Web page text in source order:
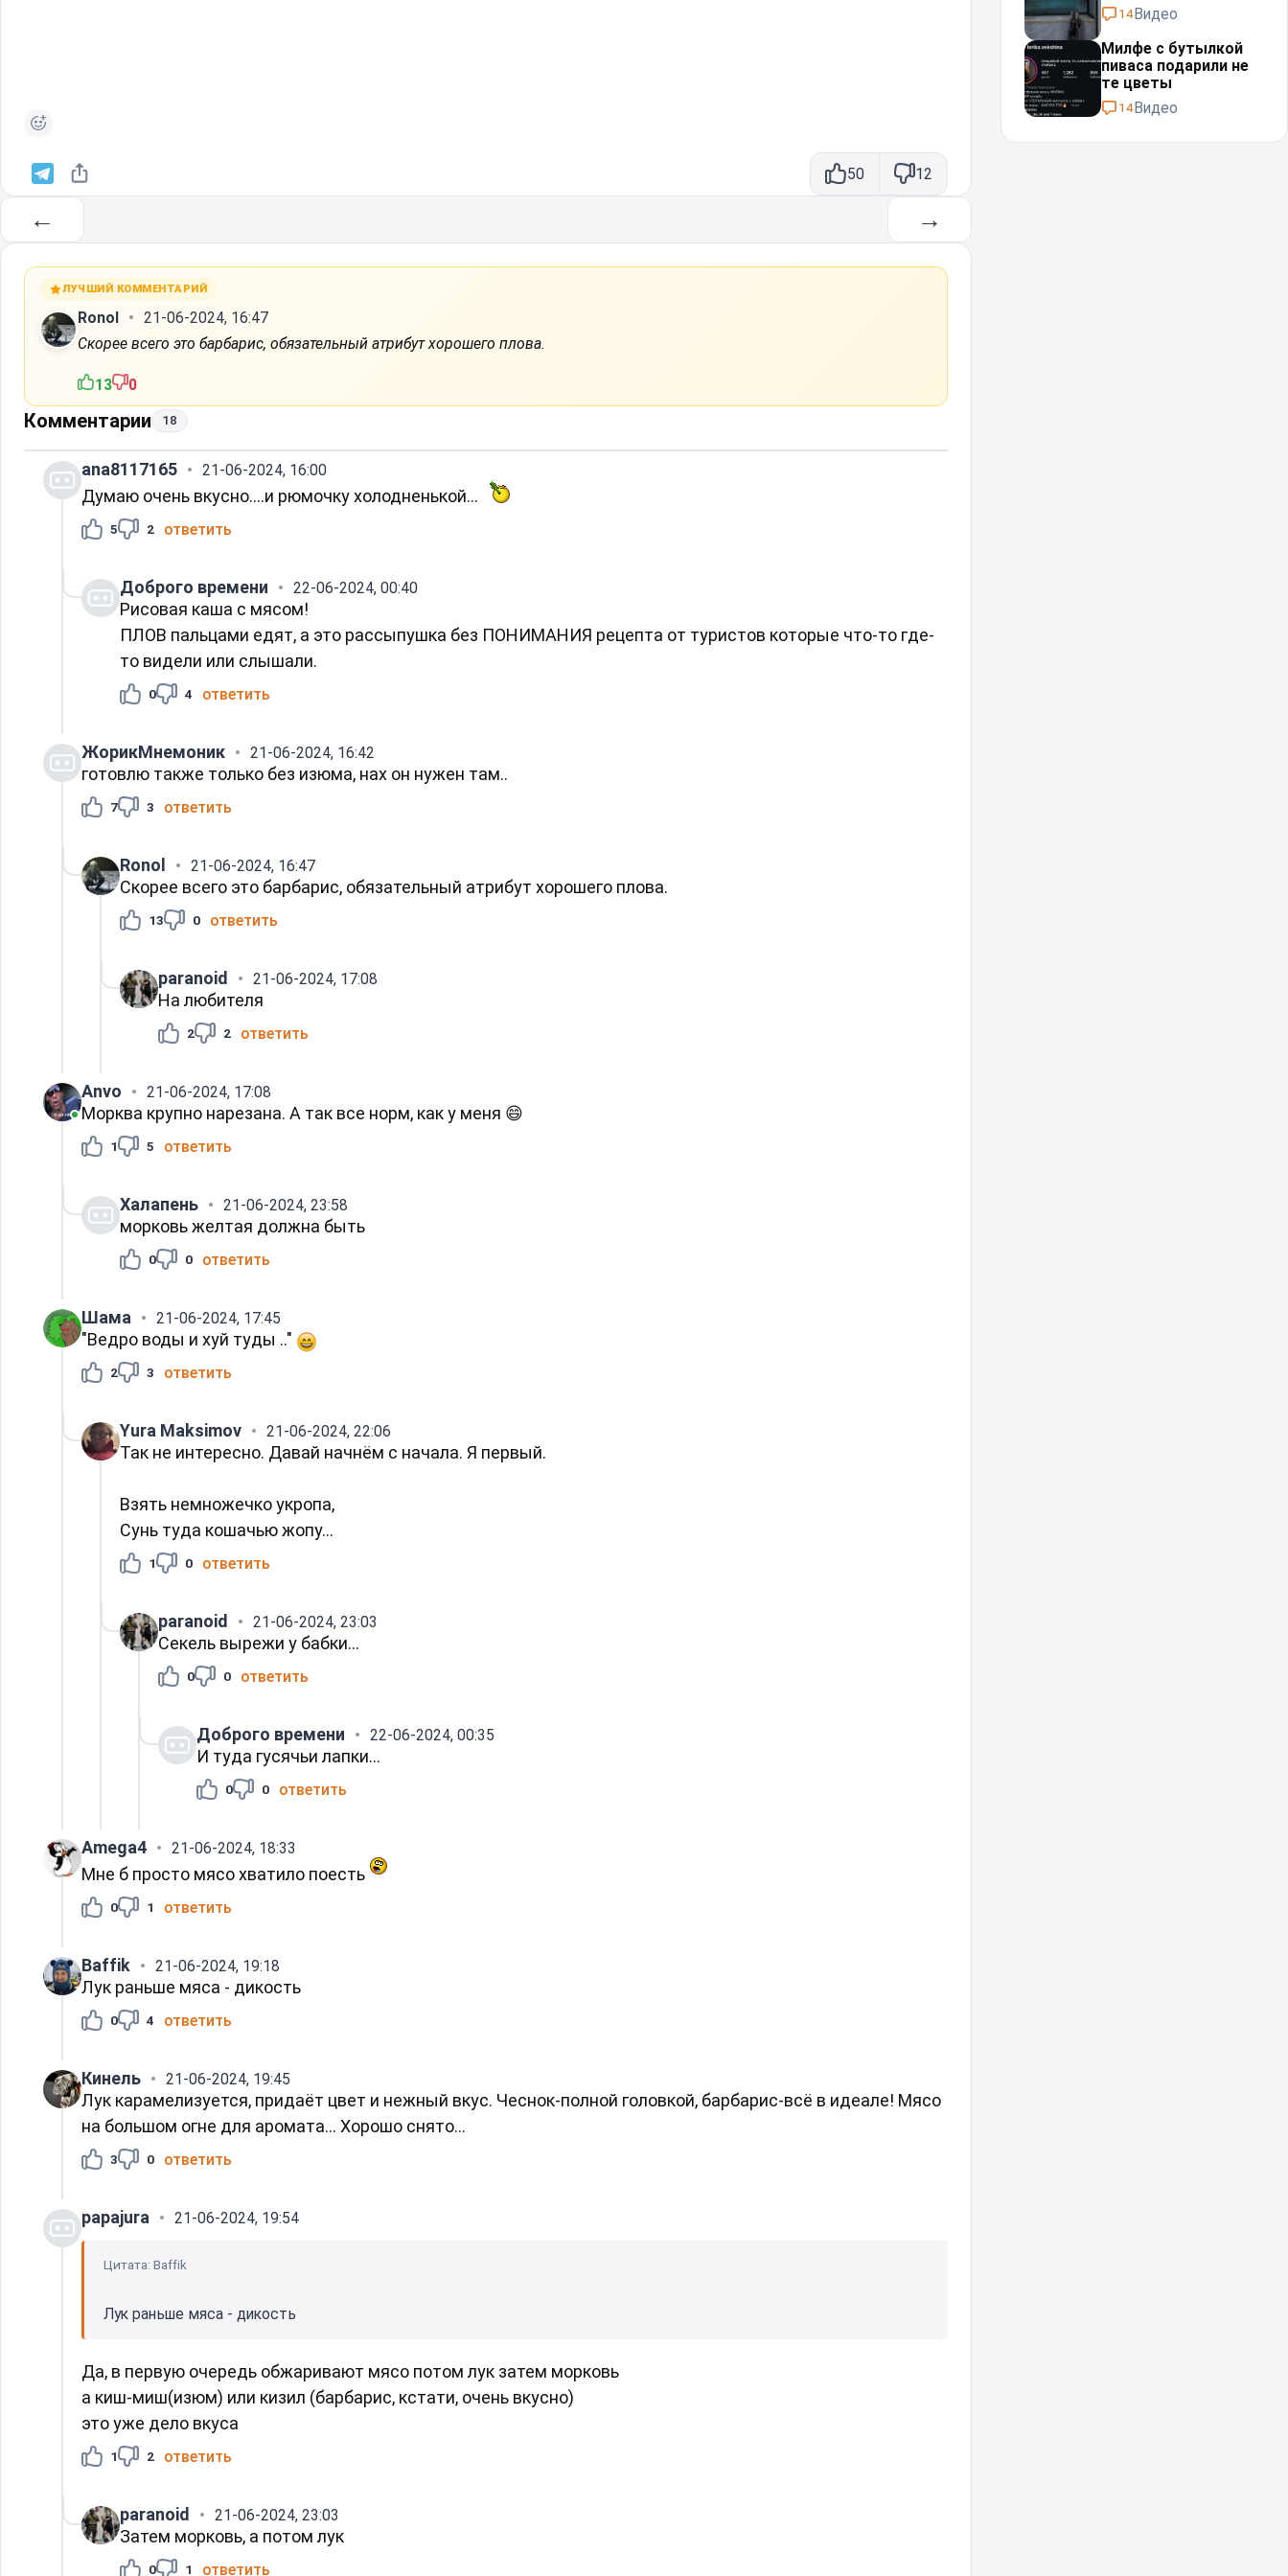
50 12
← →
ЛУЧШИЙ КОММЕНТАРИЙ
Ronol
21-06-2024, 16:47
Скорее всего это барбарис, обязательный атрибут хорошего плова.
13 0
Комментарии 18
ana8117165 21-06-2024, 16:00
Думаю очень вкусно....и рюмочку холодненькой...
5 2 ответить
Доброго времени 22-06-2024, 00:40
Рисовая каша с мясом!
ПЛОВ пальцами едят, а это рассыпушка без ПОНИМАНИЯ рецепта от туристов которые что-то где-
то видели или слышали.
0 4 ответить
ЖорикМнемоник 21-06-2024, 16:42
готовлю также только без изюма, нах он нужен там..
7 3 ответить
Ronol 21-06-2024, 16:47
Скорее всего это барбарис, обязательный атрибут хорошего плова.
13 0 ответить
paranoid 21-06-2024, 17:08
На любителя
2 2 ответить
Anvo 21-06-2024, 17:08
Морква крупно нарезана. А так все норм, как у меня 😄
1 5 ответить
Халапень 21-06-2024, 23:58
морковь желтая должна быть
0 0 ответить
Шама 21-06-2024, 17:45
"Ведро воды и хуй туды .."
2 3 ответить
Yura Maksimov 21-06-2024, 22:06
Так не интересно. Давай начнём с начала. Я первый.
Взять немножечко укропа,
Сунь туда кошачью жопу...
1 0 ответить
paranoid 21-06-2024, 23:03
Секель вырежи у бабки...
0 0 ответить
Доброго времени 22-06-2024, 00:35
И туда гусячьи лапки...
0 0 ответить
Amega4 21-06-2024, 18:33
Мне б просто мясо хватило поесть
0 1 ответить
Baffik 21-06-2024, 19:18
Лук раньше мяса - дикость
0 4 ответить
Кинель 21-06-2024, 19:45
Лук карамелизуется, придаёт цвет и нежный вкус. Чеснок-полной головкой, барбарис-всë в идеале! Мясо
на большом огне для аромата... Хорошо снято...
3 0 ответить
papajura 21-06-2024, 19:54
Цитата: Baffik
Лук раньше мяса - дикость
Да, в первую очередь обжаривают мясо потом лук затем морковь
а киш-миш(изюм) или кизил (барбарис, кстати, очень вкусно)
это уже дело вкуса
1 2 ответить
paranoid 21-06-2024, 23:03
Затем морковь, а потом лук
0 1 ответить
14Видео
Милфе с бутылкой
пиваса подарили не
те цветы
14Видео